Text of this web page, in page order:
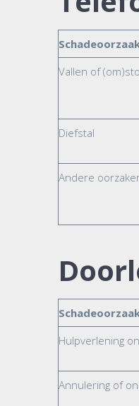
Vallen of
Diefstal
Andere
Hulpverlening
Annulering of